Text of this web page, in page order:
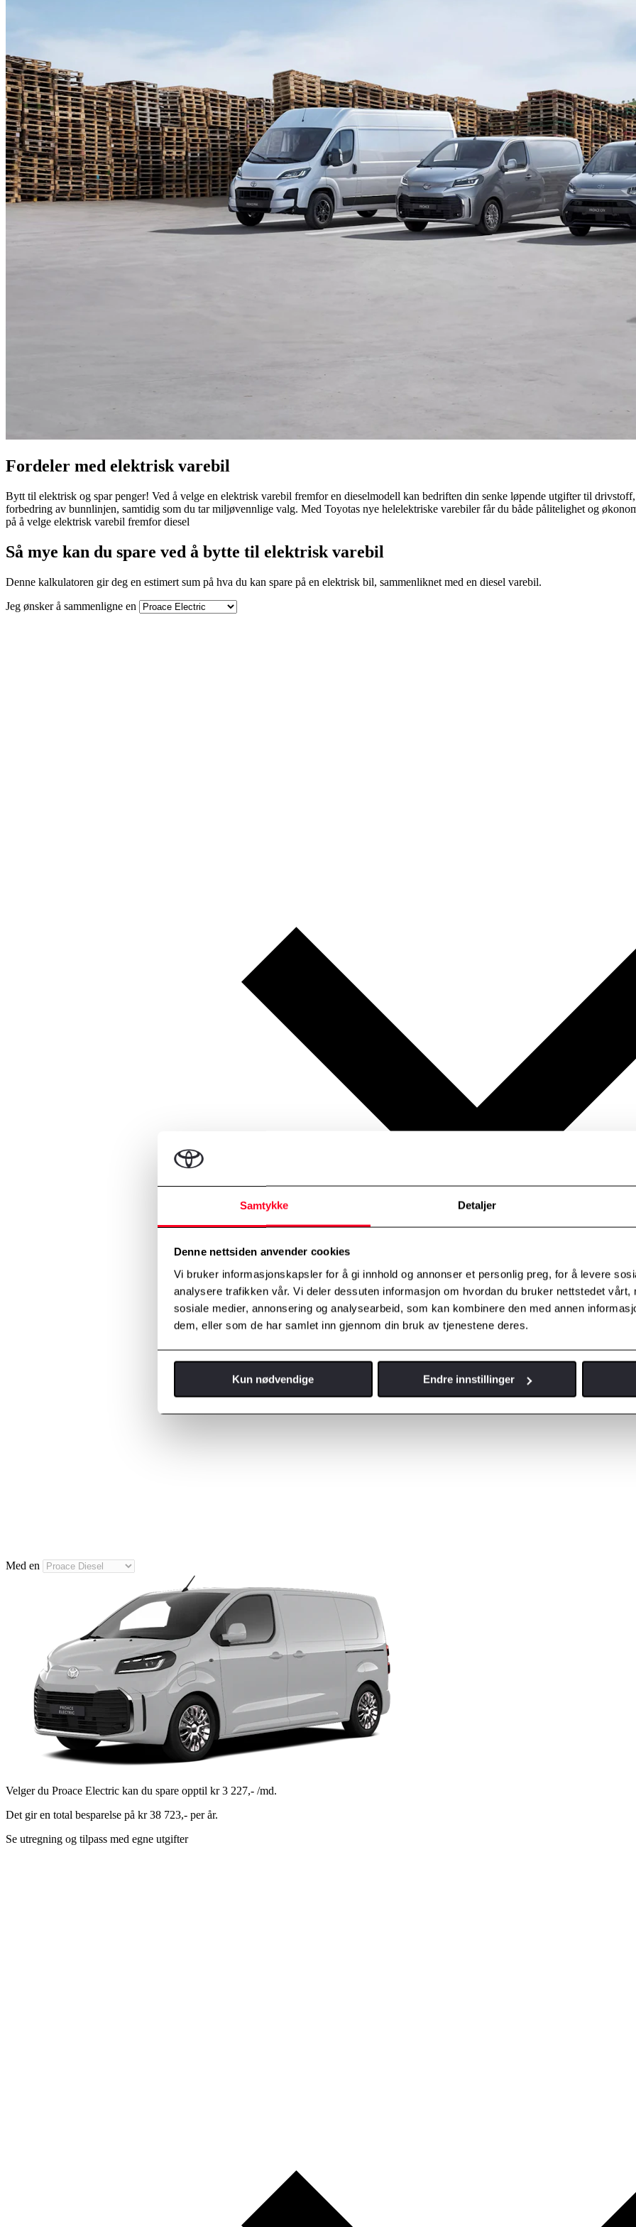
Samtykke Detaljer
Denne nettsiden anvender cookies
Vi bruker informasjonskapsler for å gi innhold og annonser et personlig preg, for å levere
analysere trafikken vår. Vi deler dessuten informasjon om hvordan du bruker nettstedet vårt,
sosiale medier, annonsering og analysearbeid, som kan kombinere den med annen
dem, eller som de har samlet inn gjennom din bruk av tjenestene deres.
Kun nødvendige Endre innstillinger
Fordeler med elektrisk varebil
Bytt til elektrisk og spar penger! Ved å velge en elektrisk varebil fremfor en dieselmodell kan bedriften din senke løpende utgifter til
forbedring av bunnlinjen, samtidig som du tar miljøvennlige valg. Med Toyotas nye helelektriske varebiler får du både pålitelighet og
på å velge elektrisk varebil fremfor diesel
Så mye kan du spare ved å bytte til elektrisk varebil
Denne kalkulatoren gir deg en estimert sum på hva du kan spare på en elektrisk bil, sammenliknet med en diesel varebil.
Jeg ønsker å sammenligne en
Med en
Velger du Proace Electric kan du spare opptil kr 3 227,- /md.
Det gir en total besparelse på kr 38 723,- per år.
Se utregning og tilpass med egne utgifter